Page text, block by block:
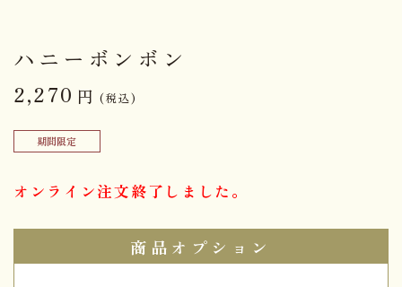
ハニーボンボン
2,270 円 (税込)
期間限定
オンライン注文終了しました。
商品オプション